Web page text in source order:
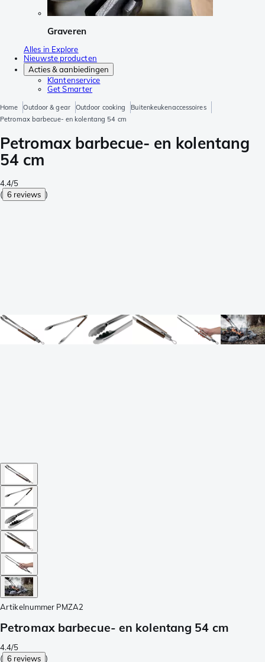
Graveren
Alles in Explore
Nieuwste producten
Acties & aanbiedingen
Klantenservice
Get Smarter
Home Outdoor & gear Outdoor cooking
Buitenkeukenaccessoires
Petromax barbecue- en kolentang 54 cm
Petromax barbecue- en kolentang
54 cm
4.4/5
( 6 reviews )
Artikelnummer PMZA2
Petromax barbecue- en kolentang 54 cm
4.4/5
( 6 reviews )